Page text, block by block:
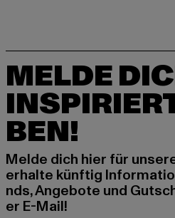
MELDE
BEN!
Melde dich hier für
erhalte künftig
nds, Angebote und
er E-Mail!